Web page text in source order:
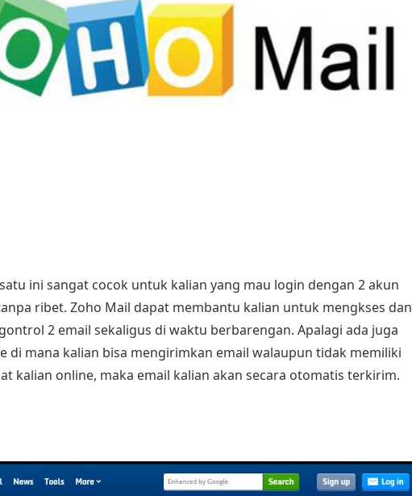
ini sangat cocok untuk kalian yang mau login dengan 2 akun
ribet. Zoho Mail dapat membantu kalian untuk mengkses dan
2 email sekaligus di waktu berbarengan. Apalagi ada juga
di mana kalian bisa mengirimkan email walaupun tidak memiliki
kalian online, maka email kalian akan secara otomatis terkirim.